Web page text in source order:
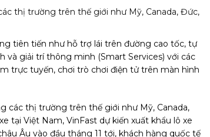
thị trường trên thế giới như Mỹ, Canada, Đức,
tiên tiến như hỗ trợ lái trên đường cao tốc, tự
giải trí thông minh (Smart Services) với các
trực tuyến, chơi trò chơi điện tử trên màn hình
các thị trường trên thế giới như Mỹ, Canada,
tại Việt Nam, VinFast dự kiến xuất khẩu lô xe
Âu vào đầu tháng 11 tới, khách hàng quốc tế